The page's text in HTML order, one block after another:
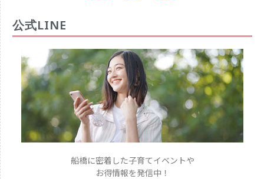
公式LINE
船橋に密着した子育てイベントや
お得情報を発信中！